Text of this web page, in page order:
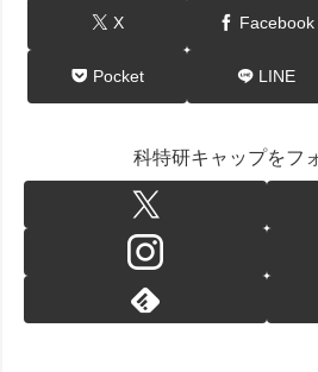
X Facebook
Pocket LINE
科特研キャップをフ